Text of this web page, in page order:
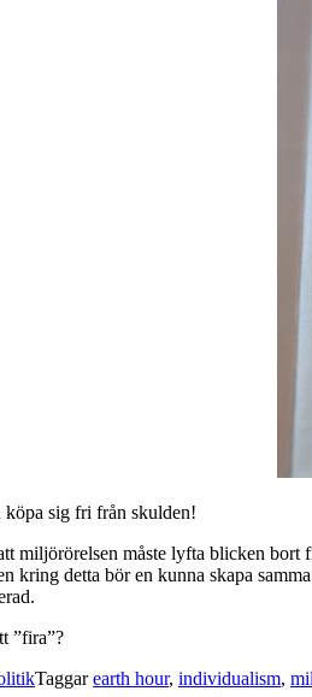
köpa sig fri från skulden!
miljörörelsen måste lyfta blicken
kring detta bör en kunna skapa
”fira”?
Taggarearth hour, individualism,